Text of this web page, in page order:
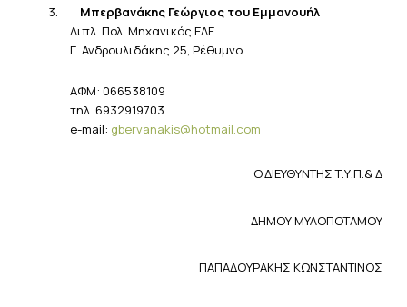
3. ΜπερβανάκηςΓεώργιος του Εμμανουήλ
Διπλ. Πολ. Μηχανικός ΕΔΕ
Γ. Ανδρουλιδάκης 25, Ρέθυμνο
ΑΦΜ: 066538109
τηλ . 6932919703
e-mail: gbervanakis@hotmail.com
ΟΔΙΕΥΘΥΝΤΗΣ Τ.Υ.Π.& Δ
ΔΗΜΟΥ ΜΥΛΟΠΟΤΑΜΟΥ
ΠΑΠΑΔΟΥΡΑΚΗΣ ΚΩΝΣΤΑΝΤΙΝΟΣ